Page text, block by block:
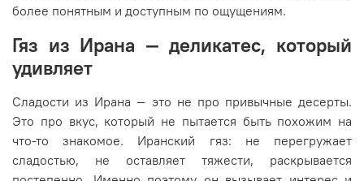
более понятным и доступным по ощущениям.
Гяз из Ирана — деликатес, который
удивляет
Сладости из Ирана — это не про привычные десерты.
Это про вкус, который не пытается быть похожим на
что-то знакомое. Иранский гяз: не перегружает
сладостью, не оставляет тяжести, раскрывается